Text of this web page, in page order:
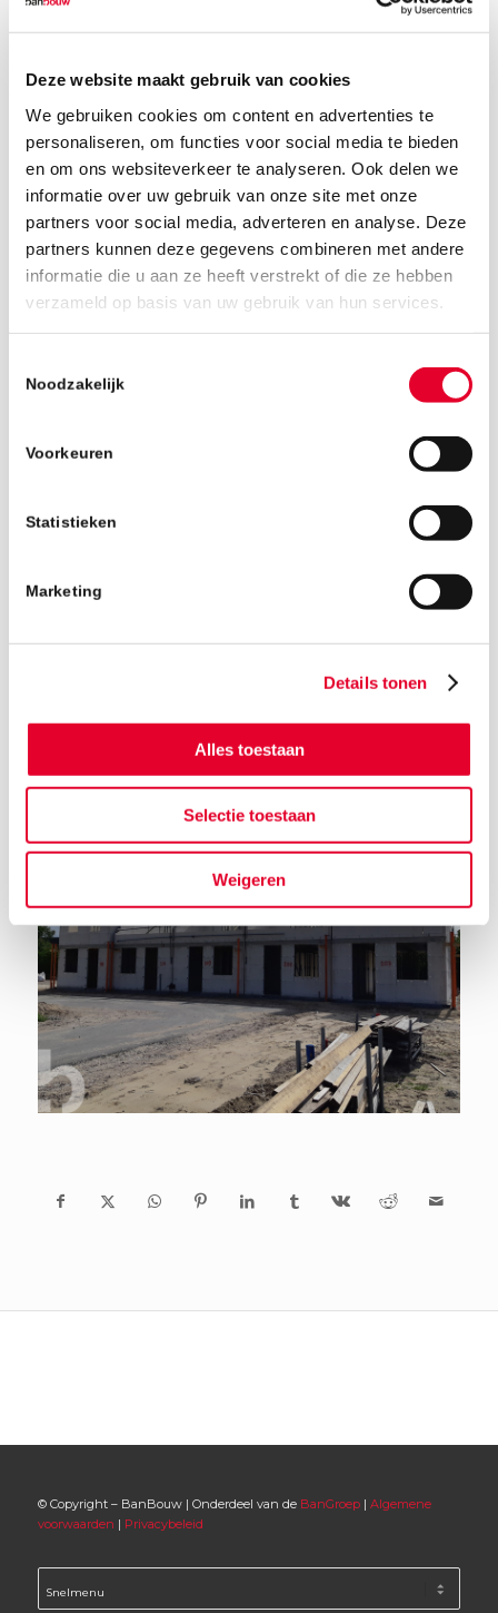
Deze website maakt gebruik van cookies
We gebruiken cookies om content en advertenties te
personaliseren, om functies voor social media te bieden
en om ons websiteverkeer te analyseren. Ook delen we
informatie over uw gebruik van onze site met onze
partners voor social media, adverteren en analyse. Deze
partners kunnen deze gegevens combineren met andere
informatie die u aan ze heeft verstrekt of die ze hebben
verzameld op basis van uw gebruik van hun services.
Noodzakelijk
Voorkeuren
Statistieken
Marketing
Details tonen
Alles toestaan
Selectie toestaan
Weigeren
16 mei 2019
© Copyright – BanBouw | Onderdeel van de BanGroep| Algemene
voorwaarden | Privacybeleid